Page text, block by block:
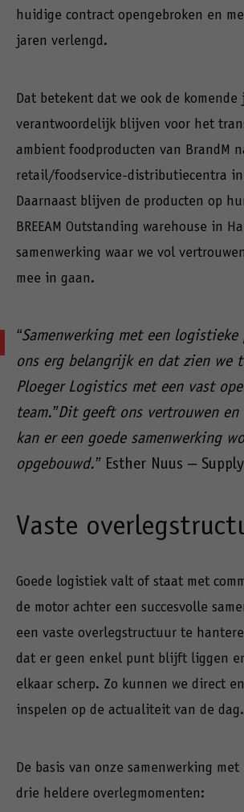
huidige contract opengebroken en
jaren verlengd.
Dat betekent dat we ook de komende
verantwoordelijk blijven voor het
ambient foodproducten van BrandM
retail/foodservice-distributiecentra
Daarnaast blijven de producten op
BREEAM Outstanding warehouse in
samenwerking waar we vol
mee in gaan.
“Samenwerking met een
ons erg belangrijk en dat zien we
Ploeger Logistics met een vast
team.”Dit geeft ons vertrouwen
kan er een goede samenwerking
opgebouwd.” Esther Nuus –
Vaste
Goede logistiek valt of staat met
de motor achter een succesvolle
een vaste overlegstructuur te
dat er geen enkel punt blijft liggen
elkaar scherp. Zo kunnen we direct
inspelen op de actualiteit van de dag.
De basis van onze samenwerking met
drie heldere overlegmomenten: